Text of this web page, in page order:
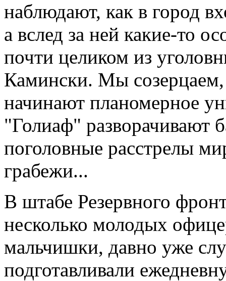
наблюдают, как в город
а вслед за ней какие-то
почти целиком из
Камински. Мы созерцаем,
начинают планомерное
"Голиаф" разворачивают
поголовные расстрелы
грабежи...
В штабе Резервного
несколько молодых
мальчишки, давно уже
подготавливали